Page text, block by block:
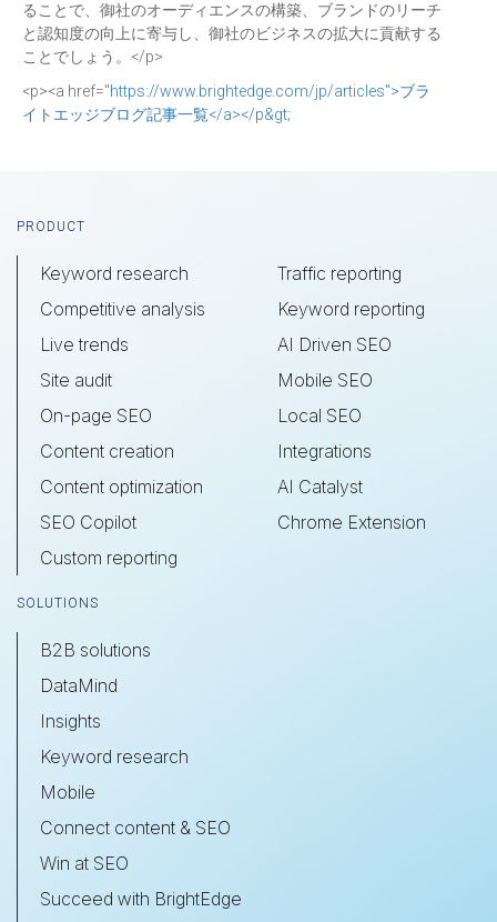
ることで、御社のオーディエンスの構築、ブランドのリーチ
と認知度の向上に寄与し、御社のビジネスの拡大に貢献する
ことでしょう。</p>
<p><a href="https://www.brightedge.com/jp/articles">ブラ
イトエッジブログ記事一覧</a></p&gt;
Footer
PRODUCT
Keyword research
Competitive analysis
Live trends
Site audit
On-page SEO
Content creation
Content optimization
SEO Copilot
Custom reporting
Traffic reporting
Keyword reporting
AI Driven SEO
Mobile SEO
Local SEO
Integrations
AI Catalyst
Chrome Extension
SOLUTIONS
B2B solutions
DataMind
Insights
Keyword research
Mobile
Connect content & SEO
Win at SEO
Succeed with BrightEdge